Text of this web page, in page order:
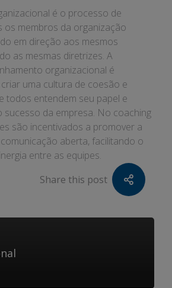
é o processo de
os membros da organização
em direção aos mesmos
as mesmas diretrizes. A
organizacional é
uma cultura de coesão e
todos entendem seu papel e
sucesso da empresa. No coaching
são incentivados a promover a
aberta, facilitando o
entre as equipes.
Share this post